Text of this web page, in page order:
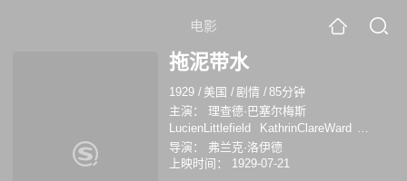
电影
拖泥带水
1929 / 美国 /剧情 /85分钟
主演：
理查德·巴塞尔梅斯
LucienLittlefield
KathrinClareWard
Lucien Littlefield
Kathrin Clare Ward
Charlie Parker
Margaret Fielding
导演：
弗兰克·洛伊德
上映时间：
1929-07-21